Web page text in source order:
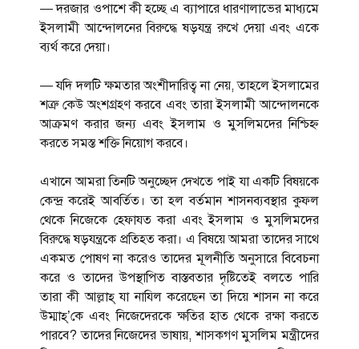
— দরজার ওপাশে কী হচ্ছে এ ব্যাপারে ধারণালাভের মাধ্যমে
ইসলামী আন্দোলনের বিরুদ্ধে ষড়যন্ত্র রুখে দেয়া এবং একে
ব্যর্থ করে দেয়া।
— যদি দলটি ক্ষমতার অংশীদারিত্ব না নেয়, তাহলে ইসলামের
শত্রু কেউ অংশগ্রহণ করবে এবং তারা ইসলামী আন্দোলনকে
আক্রমণ করার জন্য এবং ইসলাম ও মুসলিমদের নিশ্চিহ্ন
করতে সমস্ত শক্তি নিয়োগ করবে।
এখানে আমরা তিনটি অনুচ্ছেদ দেখতে পাই যা একটি বিষয়কে
কেন্দ্র করেই আবর্তিত। তা হল বর্তমান শাসনব্যবস্থার কুফল
থেকে নিজেকে হেফাযত করা এবং ইসলাম ও মুসলিমদের
বিরুদ্ধে ষড়যন্ত্রকে প্রতিহত করা। এ বিষয়ে আমরা তাদের সাথে
একমত পোষণ না করেও তাদের মূলনীতি অনুসারে বিবেচনা
করে ও তাদের উপস্থাপিত বাস্তবতার দৃষ্টিতেই বলতে পারি
তারা কী আল্লাহ্ যা নাযিল করেছেন তা দিয়ে শাসন না করে
উম্মাহ্’কে এবং নিজেদেরকে ক্ষতির হাত থেকে রক্ষা করতে
পারবে? তাদের নিজেদের ভাষায়, শাসকগণ মুসলিম মন্ত্রীদের